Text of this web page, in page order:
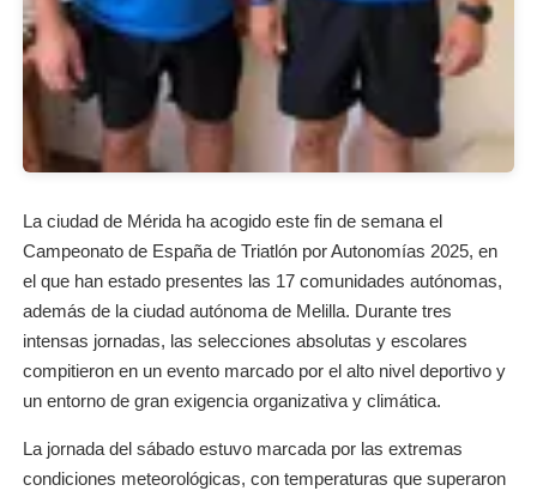
La ciudad de Mérida ha acogido este fin de semana el
Campeonato de España de Triatlón por Autonomías 2025, en
el que han estado presentes las 17 comunidades autónomas,
además de la ciudad autónoma de Melilla. Durante tres
intensas jornadas, las selecciones absolutas y escolares
compitieron en un evento marcado por el alto nivel deportivo y
un entorno de gran exigencia organizativa y climática.
La jornada del sábado estuvo marcada por las extremas
condiciones meteorológicas, con temperaturas que superaron